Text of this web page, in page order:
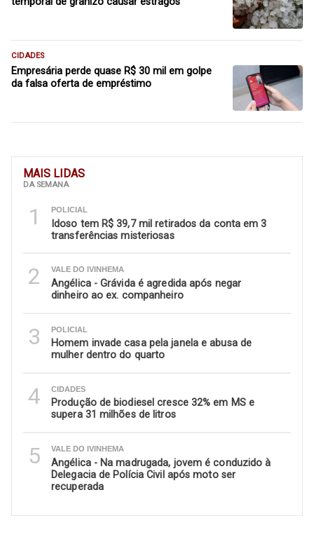
MAIS LIDAS
DA SEMANA
1 POLICIAL
Idoso tem R$ 39,7 mil retirados da conta em 3
transferências misteriosas
2 VALE DO IVINHEMA
Angélica - Grávida é agredida após negar
dinheiro ao ex. companheiro
3 POLICIAL
Homem invade casa pela janela e abusa de
mulher dentro do quarto
4 CIDADES
Produção de biodiesel cresce 32% em MS e
supera 31 milhões de litros
5 VALE DO IVINHEMA
Angélica - Na madrugada, jovem é conduzido à
Delegacia de Polícia Civil após moto ser
recuperada
CIDADES
Empresária perde quase R$ 30 mil em golpe
da falsa oferta de empréstimo